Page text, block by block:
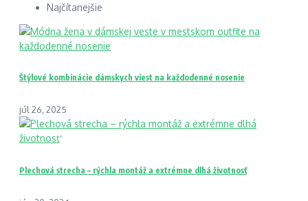
Najčítanejšie
Štýlové kombinácie dámskych viest na každodenné nosenie
júl 26, 2025
Plechová strecha – rýchla montáž a extrémne dlhá životnosť